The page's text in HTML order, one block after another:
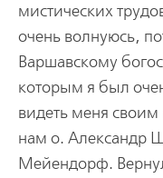
мистических
очень волнуюсь,
Варшавскому
которым я был
видеть меня
нам о. Александр
Мейендорф.